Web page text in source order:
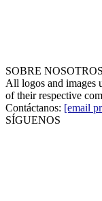
SOBRE NOSOTROS
All logos and images
of their respective
Contáctanos: [email
SÍGUENOS